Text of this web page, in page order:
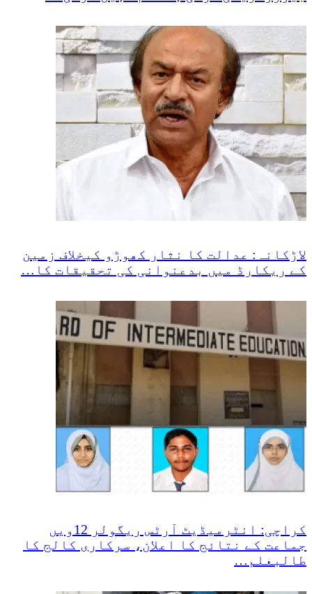
لاڑکانہ: عدالت کا نثار کھوڑو کیخلاف زمین
کے ریکارڈ میں بدعنوانی کی تحقیقات کا…
کراچی: انٹرمیڈیٹ آرٹس ریگولر 12ویں
جماعت کے نتائج کا اعلان، سرکاری کالج کا
طالبعلم…